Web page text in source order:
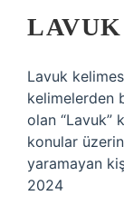
Lavuk
kelimelerden
olan “Lavuk”
konular
yaramayan
2024